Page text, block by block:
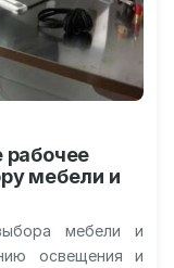
рабочее
мебели и
мебели и
освещения и